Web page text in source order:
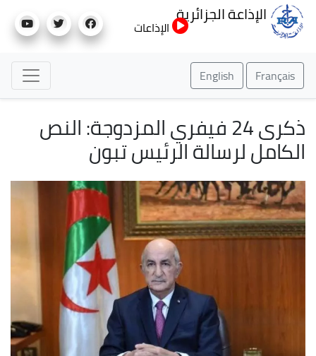
إلى
الإذاعة الجزائرية
الإذاعات
Français
English
ذكرى 24 فيفري المزدوجة: النص
الكامل لرسالة الرئيس تبون